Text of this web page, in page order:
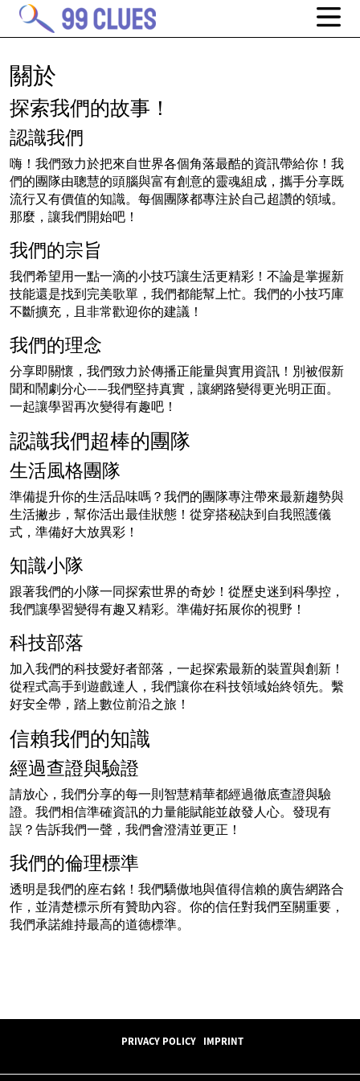
關於
探索我們的故事！
認識我們
嗨！我們致力於把來自世界各個角落最酷的資訊帶給你！我
們的團隊由聰慧的頭腦與富有創意的靈魂組成，攜手分享既
流行又有價值的知識。每個團隊都專注於自己超讚的領域。
那麼，讓我們開始吧！
我們的宗旨
我們希望用一點一滴的小技巧讓生活更精彩！不論是掌握新
技能還是找到完美歌單，我們都能幫上忙。我們的小技巧庫
不斷擴充，且非常歡迎你的建議！
我們的理念
分享即關懷，我們致力於傳播正能量與實用資訊！別被假新
聞和鬧劇分心——我們堅持真實，讓網路變得更光明正面。
一起讓學習再次變得有趣吧！
認識我們超棒的團隊
生活風格團隊
準備提升你的生活品味嗎？我們的團隊專注帶來最新趨勢與
生活撇步，幫你活出最佳狀態！從穿搭秘訣到自我照護儀
式，準備好大放異彩！
知識小隊
跟著我們的小隊一同探索世界的奇妙！從歷史迷到科學控，
我們讓學習變得有趣又精彩。準備好拓展你的視野！
科技部落
加入我們的科技愛好者部落，一起探索最新的裝置與創新！
從程式高手到遊戲達人，我們讓你在科技領域始終領先。繫
好安全帶，踏上數位前沿之旅！
信賴我們的知識
經過查證與驗證
請放心，我們分享的每一則智慧精華都經過徹底查證與驗
證。我們相信準確資訊的力量能賦能並啟發人心。發現有
誤？告訴我們一聲，我們會澄清並更正！
我們的倫理標準
透明是我們的座右銘！我們驕傲地與值得信賴的廣告網路合
作，並清楚標示所有贊助內容。你的信任對我們至關重要，
我們承諾維持最高的道德標準。
PRIVACY POLICY IMPRINT